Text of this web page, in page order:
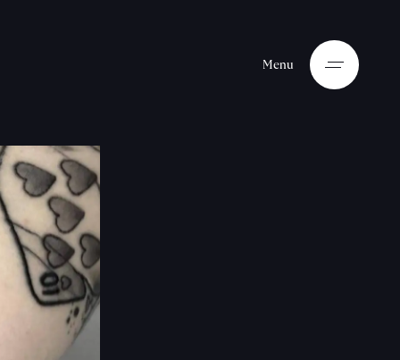
Menu